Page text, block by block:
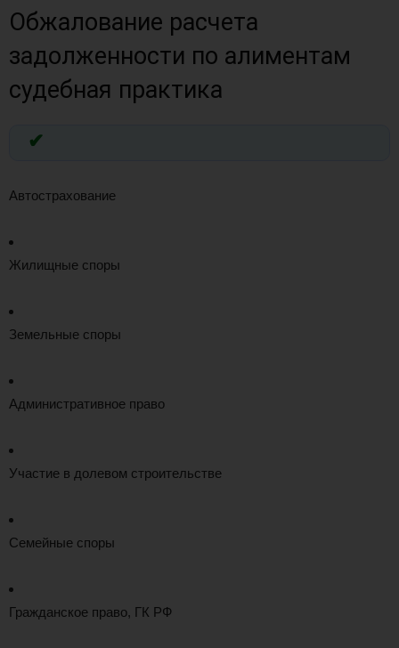
Обжалование расчета
задолженности по алиментам
судебная практика
Автострахование
Жилищные споры
Земельные споры
Административное право
Участие в долевом строительстве
Семейные споры
Гражданское право, ГК РФ